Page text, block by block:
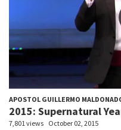
APOSTOL GUILLERMO
2015: Supernatural
7,801 views October 02, 2015